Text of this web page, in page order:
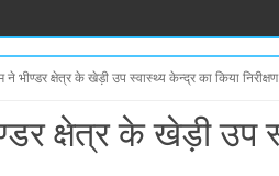
भीण्डर क्षेत्र के खेड़ी उप स्वास्थ्य केन्द्र का किया निरीक्षण
क्षेत्र के खेड़ी उप